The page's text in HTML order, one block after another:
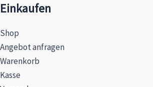
Einkaufen
Shop
Angebot anfragen
Warenkorb
Kasse